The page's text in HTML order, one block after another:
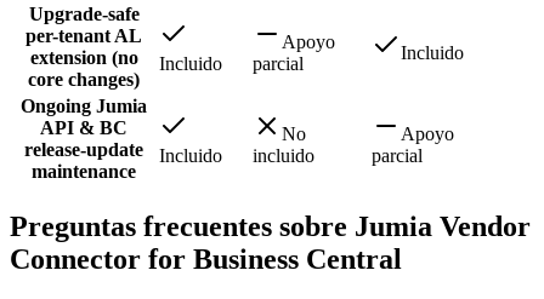
Upgrade-safe
per-tenant AL
extension (no
core changes)
Incluido
Apoyo
parcial
Incluido
Ongoing Jumia
API & BC
release-update
maintenance
Incluido
No
incluido
Apoyo
parcial
Preguntas frecuentes sobre Jumia Vendor
Connector for Business Central